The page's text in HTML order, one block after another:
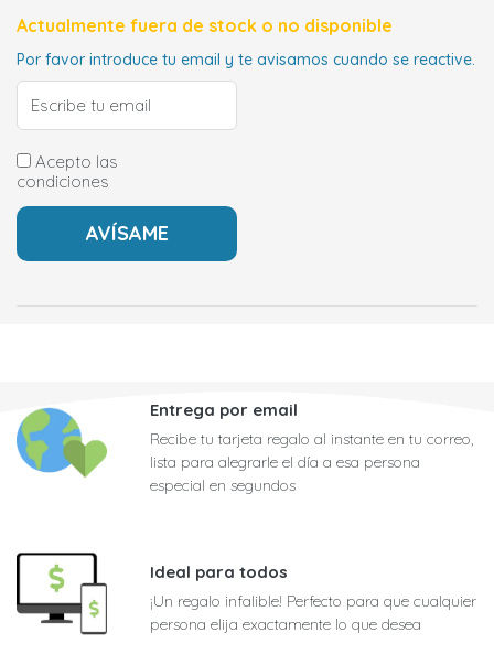
Actualmente fuera de stock o no disponible
Por favor introduce tu email y te avisamos cuando se reactive.
Acepto las
condiciones
Entrega por email
Recibe tu tarjeta regalo al instante en tu correo,
lista para alegrarle el día a esa persona
especial en segundos
Ideal para todos
¡Un regalo infalible! Perfecto para que cualquier
persona elija exactamente lo que desea